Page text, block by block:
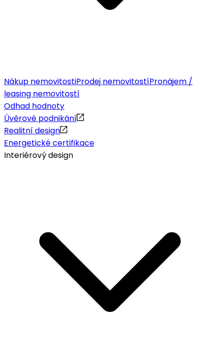
Nákup nemovitostiProdej nemovitostíPronájem /
leasing nemovitostí
Odhad hodnoty
Úvěrové podnikání
Realitní design
Energetické certifikace
Interiérový design